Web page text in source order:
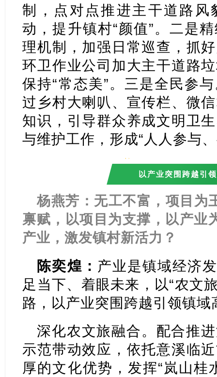
制，点对点推进主干道路风
动，提升镇村“颜值”。二是
理机制，加强日常巡查，抓
环卫作业公司加大主干道路
保持“常态美”。三是全民参
过乡村大喇叭、宣传栏、微
知识，引导群众养成文明卫
与维护工作，形成“人人参与
以产业突围跨越引
杨燕芳：无工不富，项目为
禀赋，以项目为支撑，以产业
产业，激发镇村新活力？
陈奕煌： 产业是镇域经济
足当下、着眼未来，以“农文
路，以产业突围跨越引领镇域
深化农文旅融合。配合推
示范带动效应，依托意溪临
厚的文化优势，发挥“岚山桂